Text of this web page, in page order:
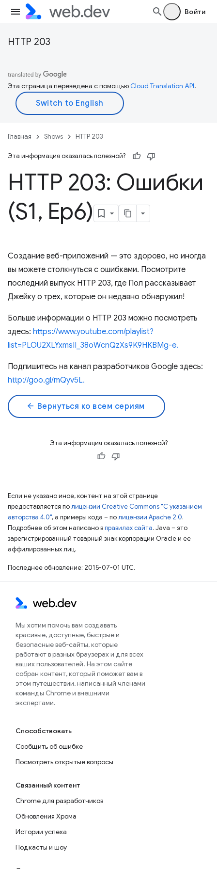
Войти
HTTP 203
Эта страница переведена с помощьюCloud Translation API.
Главная Shows HTTP 203
Эта информация оказалась полезной?
HTTP 203: Ошибки
(S1, Ep6)
Создание веб-приложений — это здорово, но иногда
вы можете столкнуться с ошибками. Посмотрите
последний выпуск HTTP 203, где Пол рассказывает
Джейку о трех, которые он недавно обнаружил!
Больше информации о HTTP 203 можно посмотреть
здесь: https://www.youtube.com/playlist?
list=PLOU2XLYxmsII_38oWcnQzXs9K9HKBMg-e.
Подпишитесь на канал разработчиков Google здесь:
http://goo.gl/mQyv5L.
arrow_back Вернуться ко всем сериям
Эта информация оказалась полезной?
Если не указано иное, контент на этой странице
предоставляется полицензии Creative Commons "С указанием
авторства 4.0", а примеры кода – полицензии Apache 2.0.
Подробнее об этом написано вправилах сайта. Java – это
зарегистрированный товарный знак корпорации Oracle и ее
аффилированных лиц.
Последнее обновление: 2015-07-01 UTC.
Мы хотим помочь вам создавать
красивые, доступные, быстрые и
безопасные веб-сайты, которые
работают в разных браузерах и для всех
ваших пользователей. На этом сайте
собран контент, который поможет вам в
этом путешествии, написанный членами
команды Chrome и внешними
экспертами.
Способствовать
Сообщить об ошибке
Посмотреть открытые вопросы
Связанный контент
Chrome для разработчиков
Обновления Хрома
Истории успеха
Подкасты и шоу